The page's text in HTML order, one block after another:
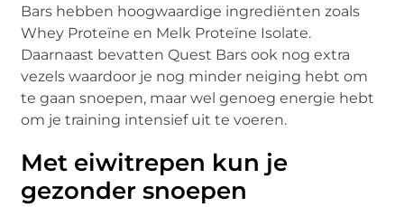
Bars hebben hoogwaardige ingrediënten zoals
Whey Proteïne en Melk Proteïne Isolate.
Daarnaast bevatten Quest Bars ook nog extra
vezels waardoor je nog minder neiging hebt om
te gaan snoepen, maar wel genoeg energie hebt
om je training intensief uit te voeren.
Met eiwitrepen kun je
gezonder snoepen